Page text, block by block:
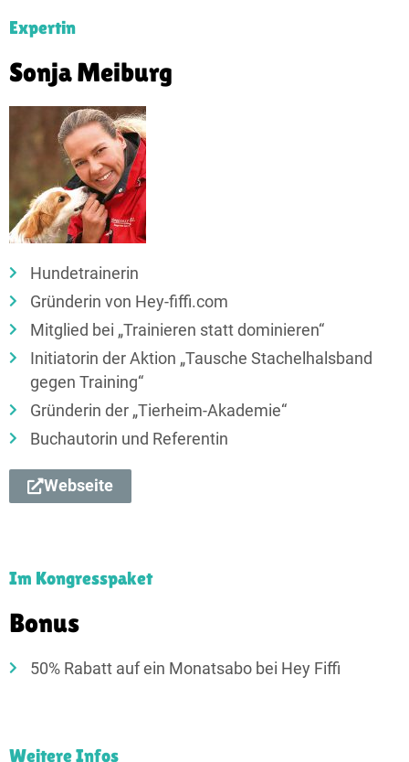
Expertin
Sonja Meiburg
Hundetrainerin
Gründerin von Hey-fiffi.com
Mitglied bei „Trainieren statt dominieren“
Initiatorin der Aktion „Tausche Stachelhalsband
gegen Training“
Gründerin der „Tierheim-Akademie“
Buchautorin und Referentin
Webseite
Im Kongresspaket
Bonus​
50% Rabatt auf ein Monatsabo bei Hey Fiffi
Weitere Infos